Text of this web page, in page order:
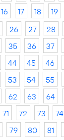
16 17 18 19
26 27 28
35 36 37
44 45 46
53 54 55
62 63 64
71 72 73 74
79 80 81